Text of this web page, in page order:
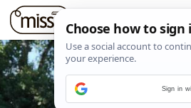
Sign in